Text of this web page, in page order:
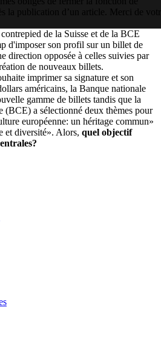
la publication d’un article. Merci de
de la Suisse et de la BCE
d'imposer son profil sur un billet de
direction opposée à celles suivies par
de nouveaux billets.
imprimer sa signature et son
américains, la Banque nationale
gamme de billets tandis que la
(BCE) a sélectionné deux thèmes pour
européenne: un héritage commun»
et diversité». Alors, quel objectif
?